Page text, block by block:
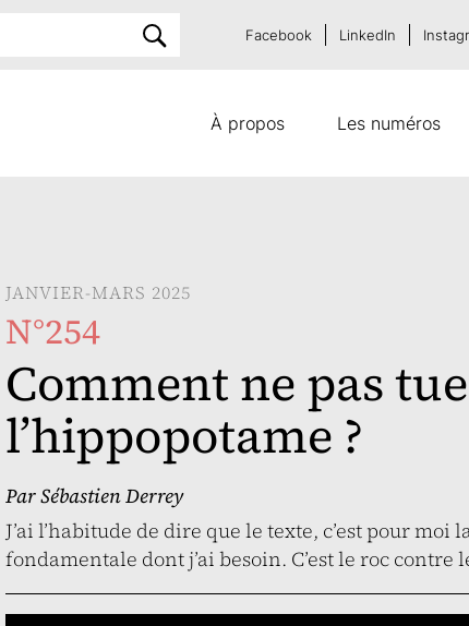
À propos Les numéros
Facebook LinkedIn
JANVIER-MARS 2025
N°254
Comment ne pas
l’hippopotame ?
ParSébastien Derrey
J’ai l’habitude de dire que le texte, c’est pour
fondamentale dont j’ai besoin. C’est le roc contre